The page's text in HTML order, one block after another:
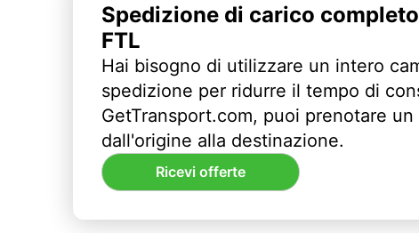
Spedizione di carico
FTL
Hai bisogno di utilizzare un intero
spedizione per ridurre il tempo di
GetTransport.com, puoi prenotare
dall'origine alla destinazione.
Ricevi offerte